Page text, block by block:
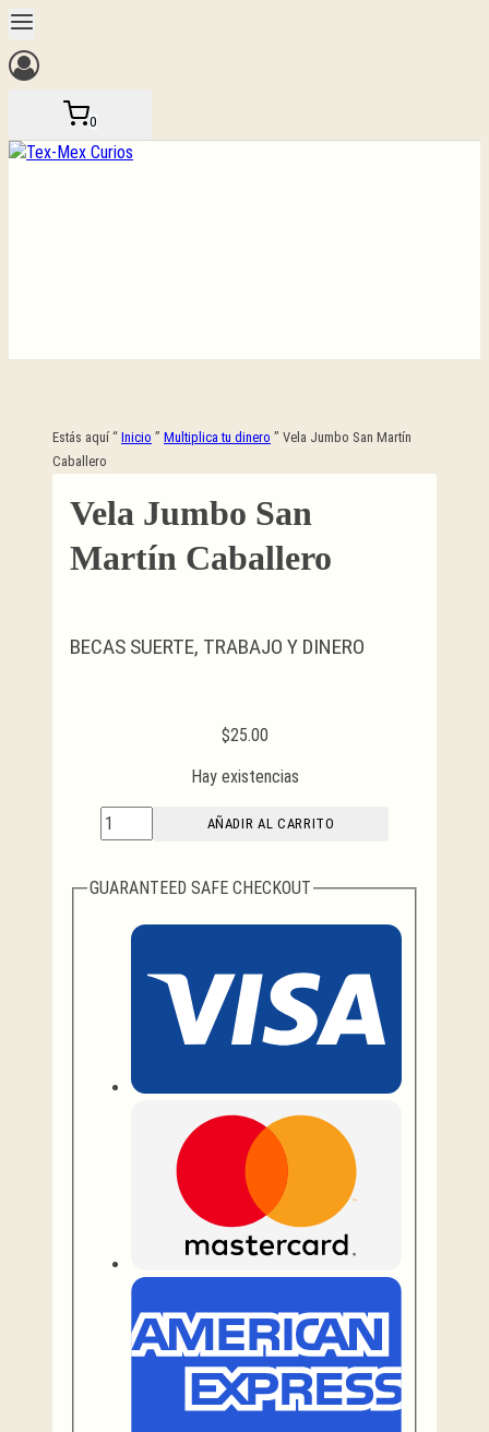
Saltar
contenido
0
Estás aquí “ Inicio ” Multiplica tu dinero ” Vela Jumbo San Martín
Caballero
Vela Jumbo San
Martín Caballero
BECAS SUERTE, TRABAJO Y DINERO
$25.00
Hay existencias
Jumbo
Martín
cantidad
AÑADIR AL CARRITO
GUARANTEED SAFE CHECKOUT